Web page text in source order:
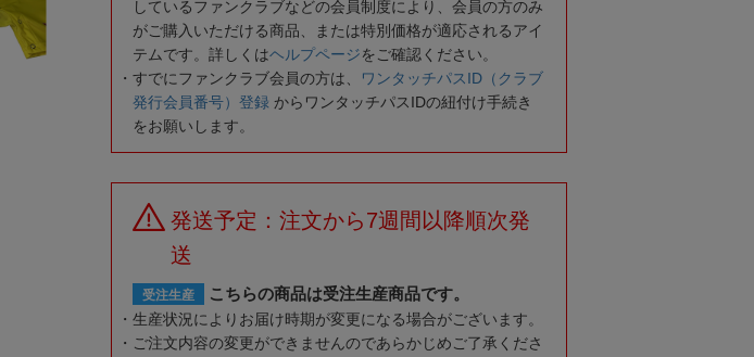
しているファンクラブなどの会員制度により、会員の方のみ
がご購入いただける商品、または特別価格が適応されるアイ
テムです。詳しくはヘルプページをご確認ください。
すでにファンクラブ会員の方は、
ワンタッチパスID（クラブ
発行会員番号）登録 からワンタッチパスIDの紐付け手続き
をお願いします。
発送予定：注文から7週間以降順次発
送
受注生産 こちらの商品は受注生産商品です。
生産状況によりお届け時期が変更になる場合がございます。
ご注文内容の変更ができませんのであらかじめご了承くださ